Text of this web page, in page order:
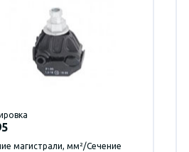
магистрали, мм²/Сечение